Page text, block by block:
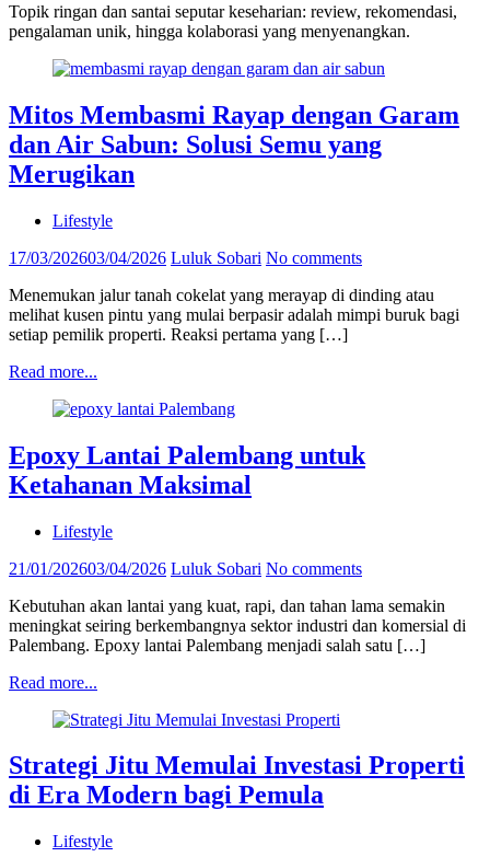
Topik ringan dan santai seputar keseharian: review, rekomendasi,
pengalaman unik, hingga kolaborasi yang menyenangkan.
Mitos Membasmi Rayap dengan Garam
dan Air Sabun: Solusi Semu yang
Merugikan
Lifestyle
17/03/202603/04/2026 Luluk Sobari No comments
Menemukan jalur tanah cokelat yang merayap di dinding atau
melihat kusen pintu yang mulai berpasir adalah mimpi buruk bagi
setiap pemilik properti. Reaksi pertama yang […]
Read more...
Epoxy Lantai Palembang untuk
Ketahanan Maksimal
Lifestyle
21/01/202603/04/2026 Luluk Sobari No comments
Kebutuhan akan lantai yang kuat, rapi, dan tahan lama semakin
meningkat seiring berkembangnya sektor industri dan komersial di
Palembang. Epoxy lantai Palembang menjadi salah satu […]
Read more...
Strategi Jitu Memulai Investasi Properti
di Era Modern bagi Pemula
Lifestyle